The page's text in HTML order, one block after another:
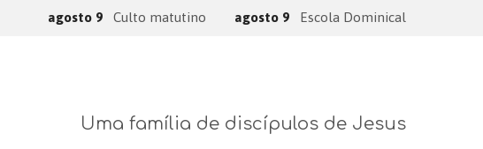
agosto 9 Culto matutino agosto 9 Escola Dominical
Uma família de discípulos de Jesus